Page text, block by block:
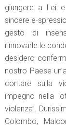
giungere a Lei
sincere e-
gesto di
rinnovarle le
desidero
nostro Paese
contare sulla
impegno nella
violenza”.
Colombo,